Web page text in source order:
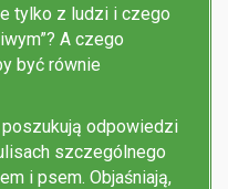
tylko z ludzi i czego
A czego
być równie
odpowiedzi
szczególnego
i psem. Objaśniają,